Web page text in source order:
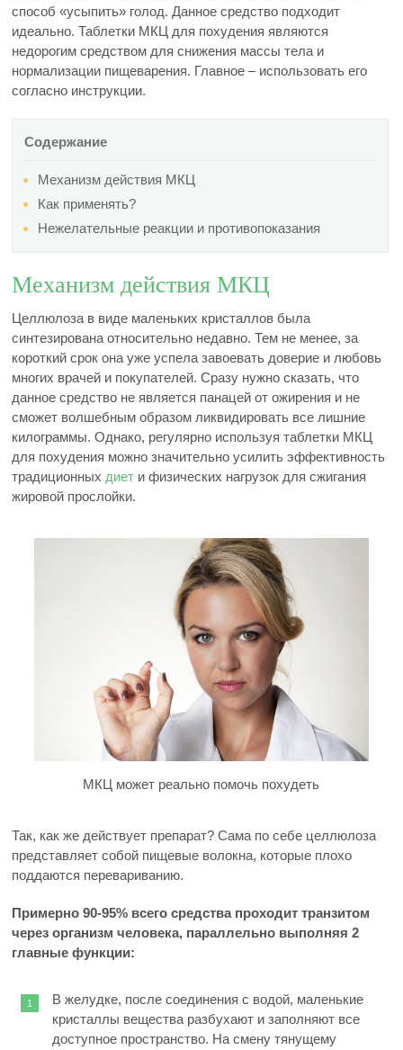
способ «усыпить» голод. Данное средство подходит
идеально. Таблетки МКЦ для похудения являются
недорогим средством для снижения массы тела и
нормализации пищеварения. Главное – использовать его
согласно инструкции.
Содержание
Механизм действия МКЦ
Как применять?
Нежелательные реакции и противопоказания
Механизм действия МКЦ
Целлюлоза в виде маленьких кристаллов была
синтезирована относительно недавно. Тем не менее, за
короткий срок она уже успела завоевать доверие и любовь
многих врачей и покупателей. Сразу нужно сказать, что
данное средство не является панацей от ожирения и не
сможет волшебным образом ликвидировать все лишние
килограммы. Однако, регулярно используя таблетки МКЦ
для похудения можно значительно усилить эффективность
традиционных диет и физических нагрузок для сжигания
жировой прослойки.
МКЦ может реально помочь похудеть
Так, как же действует препарат? Сама по себе целлюлоза
представляет собой пищевые волокна, которые плохо
поддаются перевариванию.
Примерно 90-95% всего средства проходит транзитом
через организм человека, параллельно выполняя 2
главные функции:
В желудке, после соединения с водой, маленькие
кристаллы вещества разбухают и заполняют все
доступное пространство. На смену тянущему